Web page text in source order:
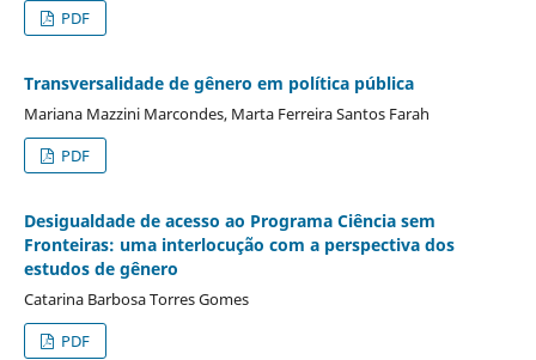
PDF
Transversalidade de gênero em política pública
Mariana Mazzini Marcondes, Marta Ferreira Santos Farah
PDF
Desigualdade de acesso ao Programa Ciência sem
Fronteiras: uma interlocução com a perspectiva dos
estudos de gênero
Catarina Barbosa Torres Gomes
PDF